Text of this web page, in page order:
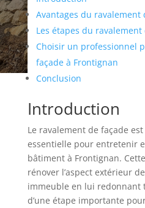
Avantages du ravalement
Les étapes du
Choisir un professionnel
façade à Frontignan
Conclusion
Introduction
Le ravalement de façade
essentielle pour entretenir
bâtiment à Frontignan.
rénover l’aspect extérieur
immeuble en lui redonnant
d’une étape importante